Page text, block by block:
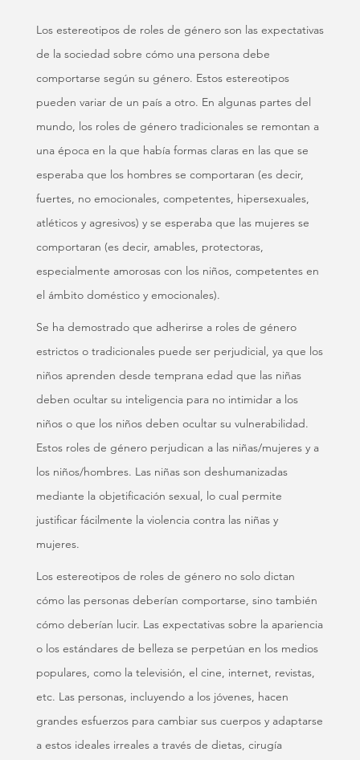
Los estereotipos de roles de género son las expectativas
de la sociedad sobre cómo una persona debe
comportarse según su género. Estos estereotipos
pueden variar de un país a otro. En algunas partes del
mundo, los roles de género tradicionales se remontan a
una época en la que había formas claras en las que se
esperaba que los hombres se comportaran (es decir,
fuertes, no emocionales, competentes, hipersexuales,
atléticos y agresivos) y se esperaba que las mujeres se
comportaran (es decir, amables, protectoras,
especialmente amorosas con los niños, competentes en
el ámbito doméstico y emocionales).
Se ha demostrado que adherirse a roles de género
estrictos o tradicionales puede ser perjudicial, ya que los
niños aprenden desde temprana edad que las niñas
deben ocultar su inteligencia para no intimidar a los
niños o que los niños deben ocultar su vulnerabilidad.
Estos roles de género perjudican a las niñas/mujeres y a
los niños/hombres. Las niñas son deshumanizadas
mediante la objetificación sexual, lo cual permite
justificar fácilmente la violencia contra las niñas y
mujeres.
Los estereotipos de roles de género no solo dictan
cómo las personas deberían comportarse, sino también
cómo deberían lucir. Las expectativas sobre la apariencia
o los estándares de belleza se perpetúan en los medios
populares, como la televisión, el cine, internet, revistas,
etc. Las personas, incluyendo a los jóvenes, hacen
grandes esfuerzos para cambiar sus cuerpos y adaptarse
a estos ideales irreales a través de dietas, cirugía